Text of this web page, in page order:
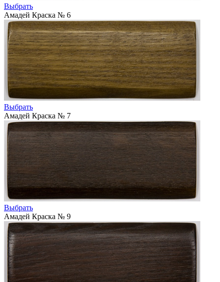
Выбрать
Амадей Краска № 6
Выбрать
Амадей Краска № 7
Выбрать
Амадей Краска № 9